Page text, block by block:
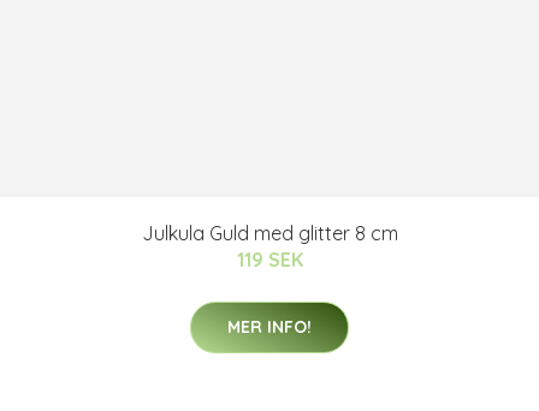
Julkula Guld med glitter 8 cm
119 SEK
MER INFO!